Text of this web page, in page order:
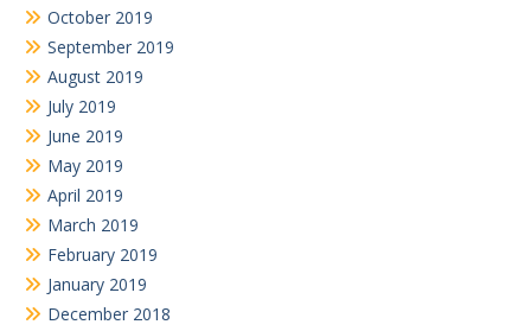
October 2019
September 2019
August 2019
July 2019
June 2019
May 2019
April 2019
March 2019
February 2019
January 2019
December 2018